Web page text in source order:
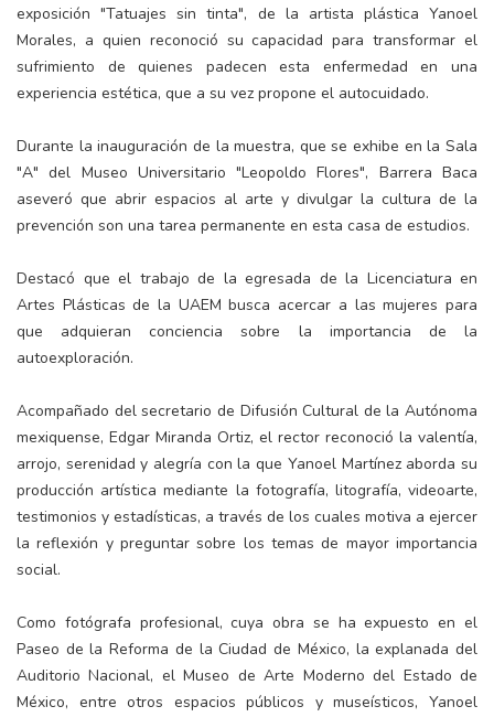
exposición "Tatuajes sin tinta", de la artista plástica Yanoel
Morales, a quien reconoció su capacidad para transformar el
sufrimiento de quienes padecen esta enfermedad en una
experiencia estética, que a su vez propone el autocuidado.
Durante la inauguración de la muestra, que se exhibe en la Sala
"A" del Museo Universitario "Leopoldo Flores", Barrera Baca
aseveró que abrir espacios al arte y divulgar la cultura de la
prevención son una tarea permanente en esta casa de estudios.
Destacó que el trabajo de la egresada de la Licenciatura en
Artes Plásticas de la UAEM busca acercar a las mujeres para
que adquieran conciencia sobre la importancia de la
autoexploración.
Acompañado del secretario de Difusión Cultural de la Autónoma
mexiquense, Edgar Miranda Ortiz, el rector reconoció la valentía,
arrojo, serenidad y alegría con la que Yanoel Martínez aborda su
producción artística mediante la fotografía, litografía, videoarte,
testimonios y estadísticas, a través de los cuales motiva a ejercer
la reflexión y preguntar sobre los temas de mayor importancia
social.
Como fotógrafa profesional, cuya obra se ha expuesto en el
Paseo de la Reforma de la Ciudad de México, la explanada del
Auditorio Nacional, el Museo de Arte Moderno del Estado de
México, entre otros espacios públicos y museísticos, Yanoel